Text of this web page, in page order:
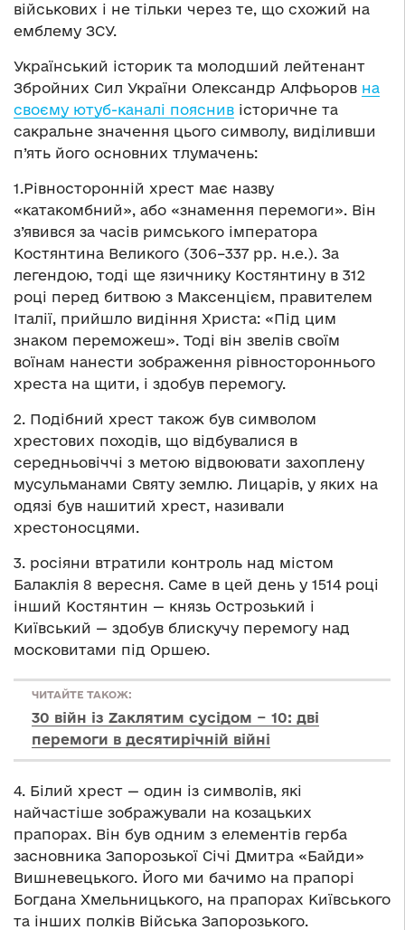
військових і не тільки через те, що схожий на
емблему ЗСУ.
Український історик та молодший лейтенант
Збройних Сил України Олександр Алфьоров на
своєму ютуб-каналі пояснив історичне та
сакральне значення цього символу, виділивши
п’ять його основних тлумачень:
1.Рівносторонній хрест має назву
«катакомбний», або «знамення перемоги». Він
з’явився за часів римського імператора
Костянтина Великого (306–337 рр. н.е.). За
легендою, тоді ще язичнику Костянтину в 312
році перед битвою з Максенцієм, правителем
Італії, прийшло видіння Христа: «Під цим
знаком переможеш». Тоді він звелів своїм
воїнам нанести зображення рівностороннього
хреста на щити, і здобув перемогу.
2. Подібний хрест також був символом
хрестових походів, що відбувалися в
середньовіччі з метою відвоювати захоплену
мусульманами Святу землю. Лицарів, у яких на
одязі був нашитий хрест, називали
хрестоносцями.
3. росіяни втратили контроль над містом
Балаклія 8 вересня. Саме в цей день у 1514 році
інший Костянтин — князь Острозький і
Київський — здобув блискучу перемогу над
московитами під Оршею.
ЧИТАЙТЕ ТАКОЖ:
30 війн із Zаклятим сусідом − 10: дві
перемоги в десятирічній війні
4. Білий хрест — один із символів, які
найчастіше зображували на козацьких
прапорах. Він був одним з елементів герба
засновника Запорозької Січі Дмитра «Байди»
Вишневецького. Його ми бачимо на прапорі
Богдана Хмельницького, на прапорах Київського
та інших полків Війська Запорозького.